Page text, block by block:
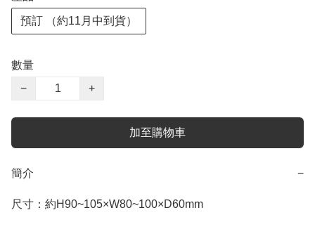
預訂 （約11月中到貨）
數量
−
+
加至購物車
簡介 −
尺寸：約H90~105×W80~100×D60mm